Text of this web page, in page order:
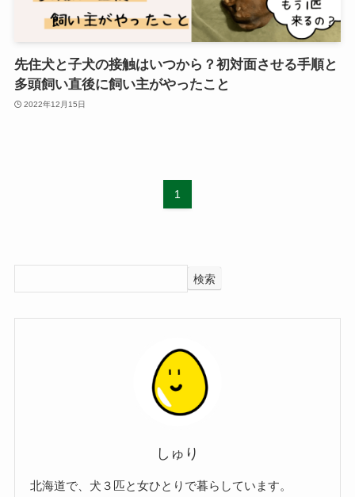
先住犬と子犬の接触はいつから？初対面させる手順と
多頭飼い直後に飼い主がやったこと
2022年12月15日
1
検索
しゅり
北海道で、犬３匹と女ひとりで暮らしています。